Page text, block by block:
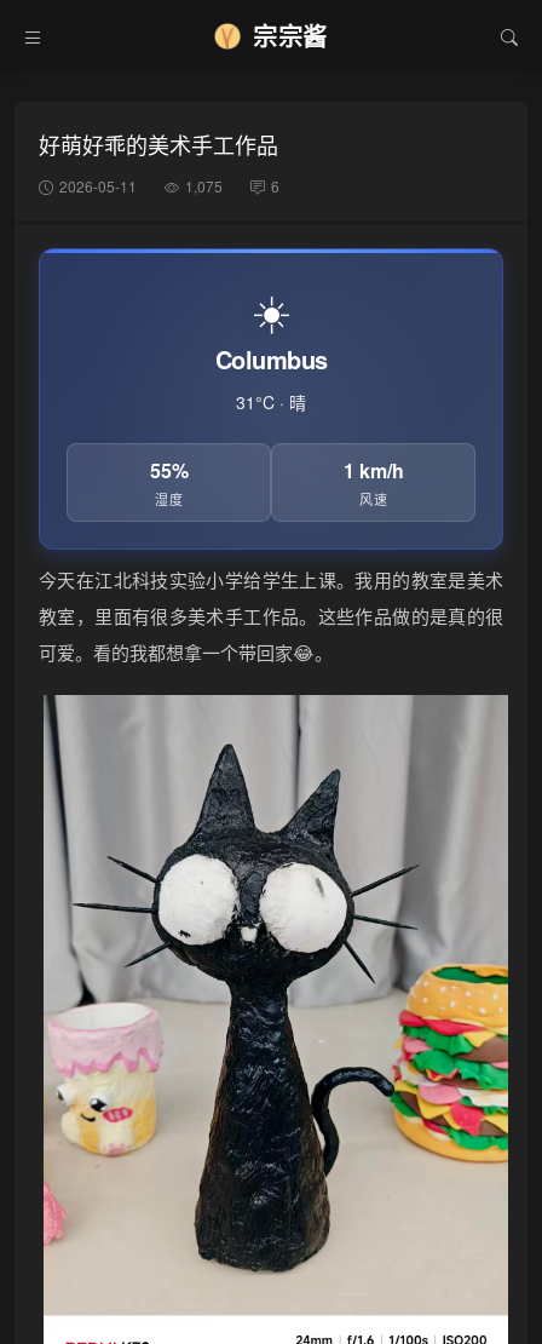
❅
宗宗酱
好萌好乖的美术手工作品
2026-05-11 1,075 6
☀️
Columbus
31°C · 晴
55%
湿度
1 km/h
风速
今天在江北科技实验小学给学生上课。我用的教室是美术
教室，里面有很多美术手工作品。这些作品做的是真的很
可爱。看的我都想拿一个带回家😂。